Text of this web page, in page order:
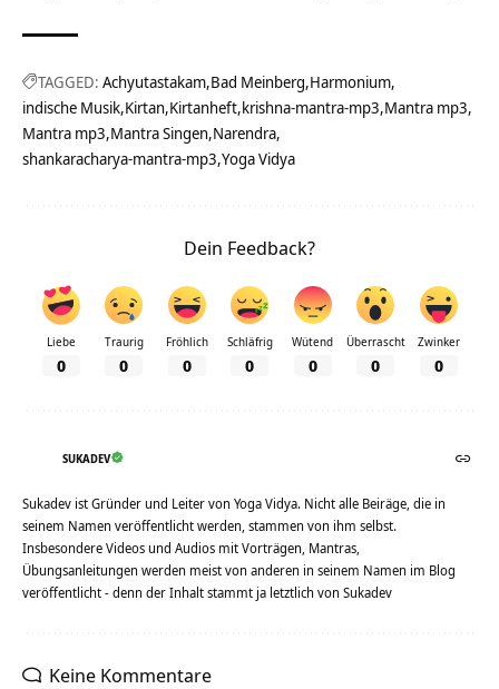
TAGGED: Achyutastakam Bad Meinberg Harmonium
indische Musik Kirtan Kirtanheft krishna-mantra-mp3 Mantra mp3
Mantra mp3 Mantra Singen Narendra
shankaracharya-mantra-mp3 Yoga Vidya
Dein Feedback?
Liebe
0
Traurig
0
Fröhlich
0
Schläfrig
0
Wütend
0
Überrascht
0
Zwinker
0
SUKADEV
Sukadev ist Gründer und Leiter von Yoga Vidya. Nicht alle Beiräge, die in
seinem Namen veröffentlicht werden, stammen von ihm selbst.
Insbesondere Videos und Audios mit Vorträgen, Mantras,
Übungsanleitungen werden meist von anderen in seinem Namen im Blog
veröffentlicht - denn der Inhalt stammt ja letztlich von Sukadev
Keine Kommentare